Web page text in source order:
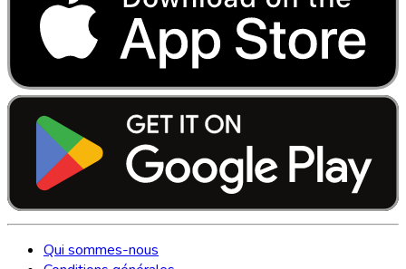
Qui sommes-nous